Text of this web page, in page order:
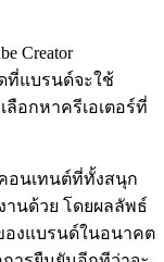
Creator
ที่แบรนด์จะใช้
อกหาครีเอเตอร์ที่
อนเทนต์ที่ทั้งสนุก
านด้วย โดยผลลัพธ์
องแบรนด์ในอนาคต